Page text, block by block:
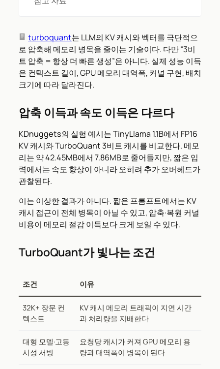
turboquant는 LLM의 KV 캐시와 벡터를 극단적으
로 압축해 메모리 병목을 줄이는 기술이다. 다만 “3비
트 압축 = 항상 더 빠른 생성”은 아니다. 실제 성능 이득
은 컨텍스트 길이, GPU 메모리 대역폭, 커널 구현, 배치
크기에 따라 달라진다.
압축 이득과 속도 이득은 다르다
KDnuggets의 실험 예시는 TinyLlama 1.1B에서 FP16
KV 캐시와 TurboQuant 3비트 캐시를 비교한다. 메모
리는 약 42.45MB에서 7.86MB로 줄어들지만, 짧은 입
력에서는 속도 향상이 아니라 오히려 추가 오버헤드가
관찰된다.
이는 이상한 결과가 아니다. 짧은 프롬프트에서는 KV
캐시 접근이 전체 병목이 아닐 수 있고, 압축·복원 커널
비용이 메모리 절감 이득보다 크게 보일 수 있다.
TurboQuant가 빛나는 조건
조건 이유
32K+ 장문 컨
텍스트
KV 캐시 메모리 트래픽이 지연 시간
과 처리량을 지배한다
대형 모델·고동
시성 서빙
요청당 캐시가 커져 GPU 메모리 용
량과 대역폭이 병목이 된다